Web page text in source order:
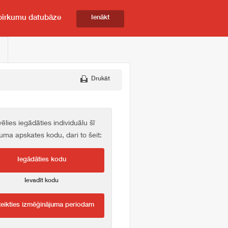
datubāze Ienākt
Drukāt
iegādāties individuālu šī
apskates kodu, dari to šeit:
Iegādāties kodu
Ievadīt kodu
izmēģinājuma periodam